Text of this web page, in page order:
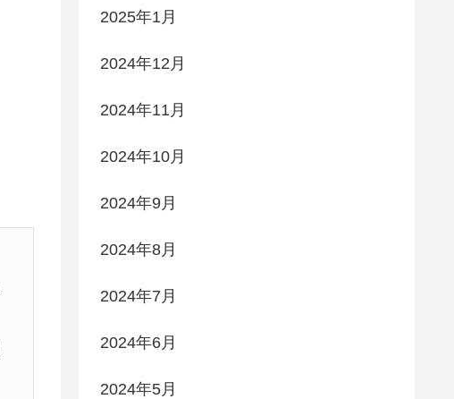
2025年1月
2024年12月
2024年11月
2024年10月
2024年9月
2024年8月
2024年7月
2024年6月
2024年5月